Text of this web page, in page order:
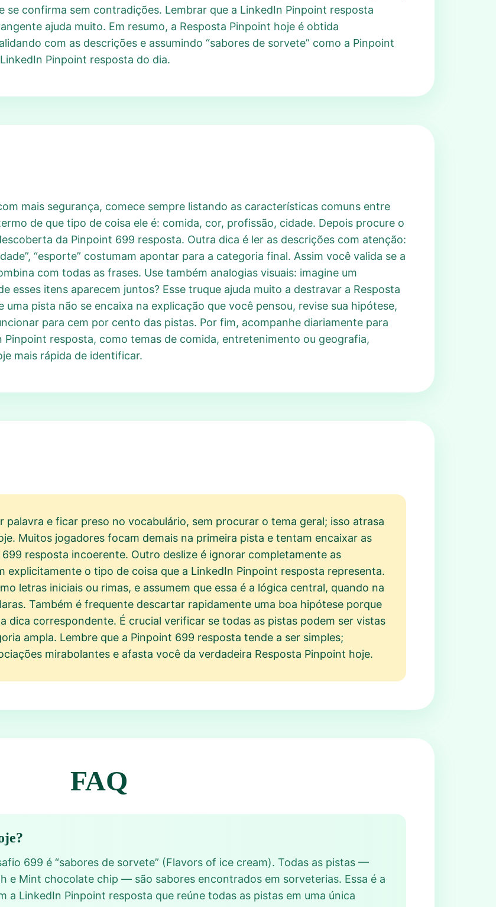
se confirma sem contradições. Lembrar que a LinkedIn Pinpoint resposta
ajuda muito. Em resumo, a Resposta Pinpoint hoje é obtida
com as descrições e assumindo “sabores de sorvete” como a Pinpoint
Pinpoint resposta do dia.
mais segurança, comece sempre listando as características comuns entre
de que tipo de coisa ele é: comida, cor, profissão, cidade. Depois procure o
da Pinpoint 699 resposta. Outra dica é ler as descrições com atenção:
“esporte” costumam apontar para a categoria final. Assim você valida se a
com todas as frases. Use também analogias visuais: imagine um
esses itens aparecem juntos? Esse truque ajuda muito a destravar a Resposta
pista não se encaixa na explicação que você pensou, revise sua hipótese,
para cem por cento das pistas. Por fim, acompanhe diariamente para
resposta, como temas de comida, entretenimento ou geografia,
mais rápida de identificar.
e ficar preso no vocabulário, sem procurar o tema geral; isso atrasa
Muitos jogadores focam demais na primeira pista e tentam encaixar as
resposta incoerente. Outro deslize é ignorar completamente as
explicitamente o tipo de coisa que a LinkedIn Pinpoint resposta representa.
letras iniciais ou rimas, e assumem que essa é a lógica central, quando na
Também é frequente descartar rapidamente uma boa hipótese porque
dica correspondente. É crucial verificar se todas as pistas podem ser vistas
ampla. Lembre que a Pinpoint 699 resposta tende a ser simples;
mirabolantes e afasta você da verdadeira Resposta Pinpoint hoje.
FAQ
699 é “sabores de sorvete” (Flavors of ice cream). Todas as pistas —
e Mint chocolate chip — são sabores encontrados em sorveterias. Essa é a
a LinkedIn Pinpoint resposta que reúne todas as pistas em uma única